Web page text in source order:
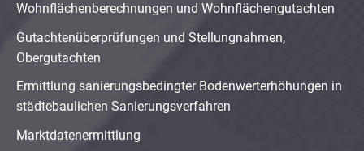
Wohnflächenberechnungen und Wohnflächengutachten
Gutachtenüberprüfungen und Stellungnahmen,
Obergutachten
Ermittlung sanierungsbedingter Bodenwerterhöhungen in
städtebaulichen Sanierungsverfahren
Marktdatenermittlung